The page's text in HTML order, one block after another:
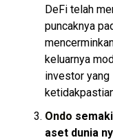
DeFi telah
puncaknya
keluarnya
investor
Ondo
aset dunia